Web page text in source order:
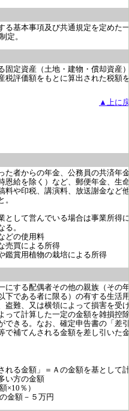
る基本事項及び共通規定を定めた
定。
固定資産（土地・建物・償却資産
税評価額をもとに算出された税額
▲上に
た者からの年金、公務員の共済年
恩給を除く）など、郵便年金、生
料や印税、講演料、放送謝金など
として営んでいる場合は事業所得
。
どの使用料
売買による所得
賞用植物の栽培による所得
にする配偶者その他の親族（その
下である者に限る）の有する生活
盗難、又は横領によって損害を受
って計算した一定の金額を雑損控
できる。なお、確定申告書の「差
で補てんされる金額を差し引いた
れる金額」＝Ａの金額を基として
い方の金額
×10％）
金額－５万円